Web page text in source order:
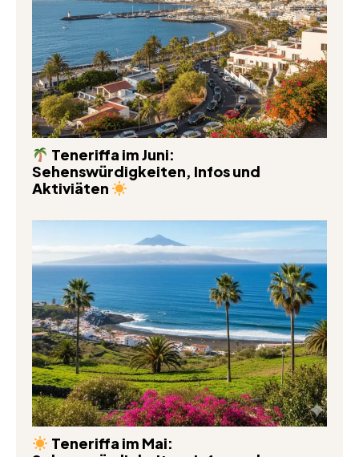
Teneriffa im Juni:
Sehenswürdigkeiten, Infos und
Aktiviäten
Teneriffa im Mai: